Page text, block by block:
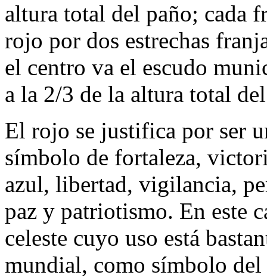
altura total del paño; cada
rojo por dos estrechas
el centro va el escudo
a la 2/3 de la altura total
El rojo se justifica por ser
símbolo de fortaleza,
azul, libertad, vigilancia,
paz y patriotismo. En este
celeste cuyo uso está
mundial, como símbolo